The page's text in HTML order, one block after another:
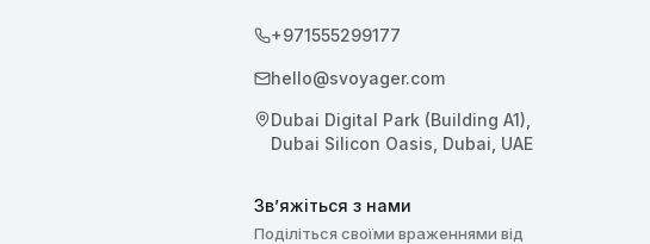
+971555299177
hello@svoyager.com
Dubai Digital Park (Building A1),
Dubai Silicon Oasis, Dubai, UAE
Зв’яжіться з нами
Поділіться своїми враженнями від